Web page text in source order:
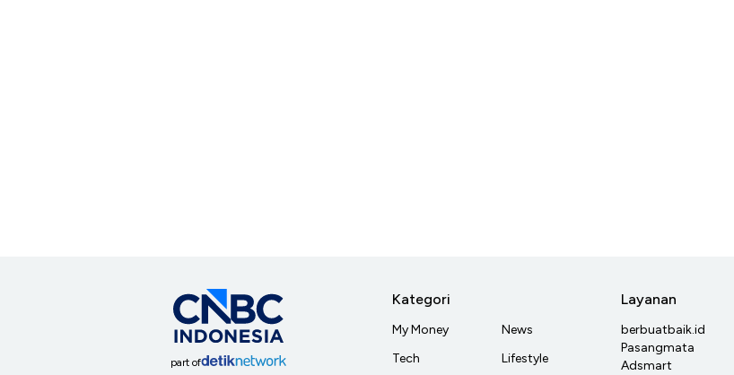
part of
Kategori
My Money
Tech
News
Lifestyle
Layanan
berbuatbaik.id
Pasangmata
Adsmart